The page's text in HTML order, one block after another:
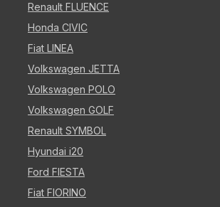
Renault FLUENCE
Honda CIVIC
Fiat LINEA
Volkswagen JETTA
Volkswagen POLO
Volkswagen GOLF
Renault SYMBOL
Hyundai i20
Ford FIESTA
Fiat FIORINO